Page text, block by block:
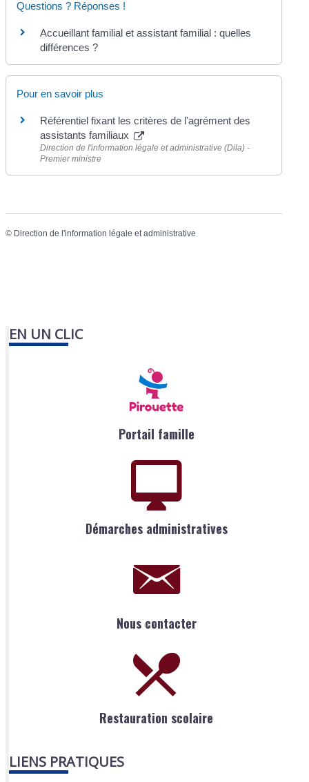
Questions ? Réponses !
Accueillant familial et assistant familial : quelles
différences ?
Pour en savoir plus
Référentiel fixant les critères de l'agrément des
assistants familiaux
Direction de l'information légale et administrative (Dila) -
Premier ministre
© Direction de l'information légale et administrative
EN UN CLIC
Portail famille
Démarches administratives
Nous contacter
Restauration scolaire
LIENS PRATIQUES